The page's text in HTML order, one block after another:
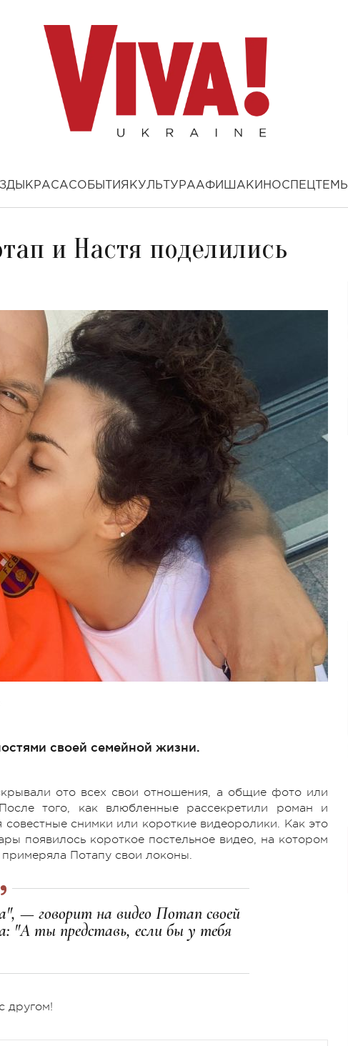
КРАСАСОБЫТИЯ КУЛЬТУРААФИША КИНОСПЕЦТЕМЫ
и Настя поделились
своей семейной жизни.
ото всех свои отношения, а общие фото или
того, как влюбленные рассекретили роман и
снимки или короткие видеоролики. Как это
появилось короткое постельное видео, на котором
Потапу свои локоны.
— говорит на видео Потап своей
"А ты представь, если бы у тебя
другом!